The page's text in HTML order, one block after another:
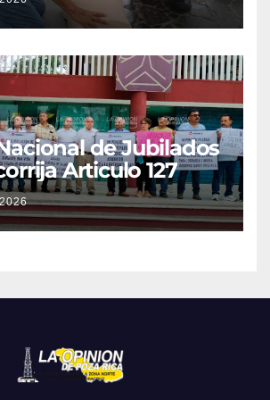
de Jubilados
Articulo 127